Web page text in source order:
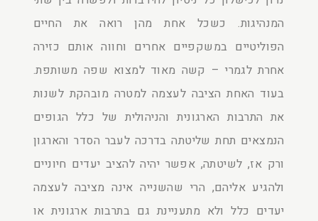
המנהיגות. כשכל אחת מהן רואה את החיים
הפוליטיים במשקפיים אחרים וחווה אותם כזירה
אחרת לגמרי – קשה מאוד למצוא שפה משותפת.
בעוד האחת הציבה לעצמה למטרה מובהקת לשנות
את התרבות הארגונית והניהולית של כלל הגופים
הנמצאים תחת שליטתה בדרכה לעבר הסדר והארגון
ורק אז, לשיטתה, אפשר יהיה להציב יעדים חיוניים
ולהגיע אליהם, הרי שהשנייה אינה מציבה לעצמה
יעדים כלל ולא מתעניינת גם בתרבות ארגונית או